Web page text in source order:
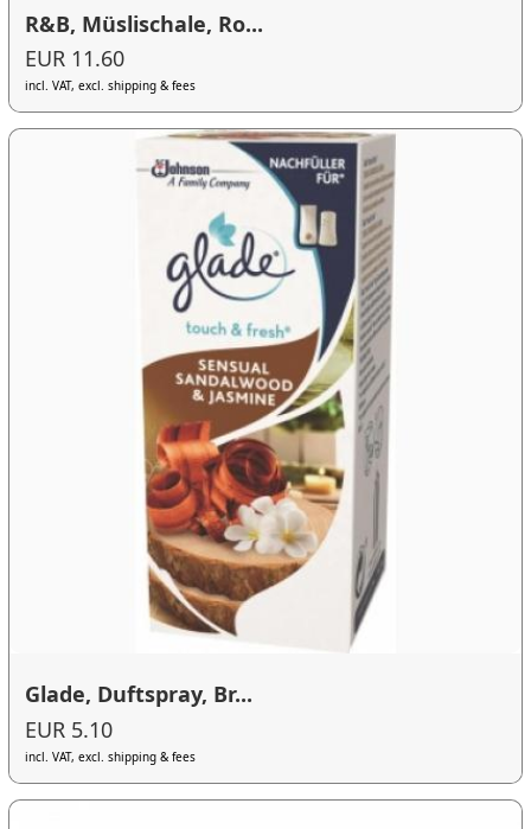
R&B, Müslischale, Ro...
EUR 11.60
incl. VAT, excl. shipping & fees
Glade, Duftspray, Br...
EUR 5.10
incl. VAT, excl. shipping & fees